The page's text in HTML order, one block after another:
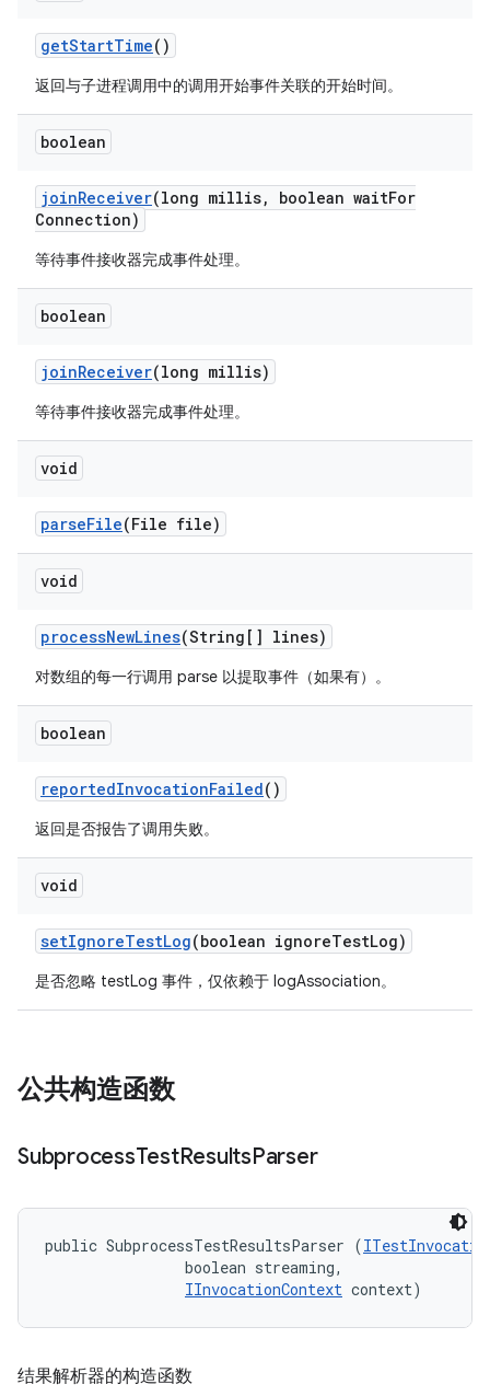
getStartTime()
返回与子进程调用中的调用开始事件关联的开始时间。
boolean
joinReceiver(long millis, boolean waitFor
Connection)
等待事件接收器完成事件处理。
boolean
joinReceiver(long millis)
等待事件接收器完成事件处理。
void
parseFile(File file)
void
processNewLines(String[] lines)
对数组的每一行调用 parse 以提取事件（如果有）。
boolean
reportedInvocationFailed()
返回是否报告了调用失败。
void
setIgnoreTestLog(boolean ignoreTestLog)
是否忽略 testLog 事件，仅依赖于 logAssociation。
公共构造函数
SubprocessTestResultsParser
public SubprocessTestResultsParser (
                boolean streaming,
IInvocationContext context)
结果解析器的构造函数